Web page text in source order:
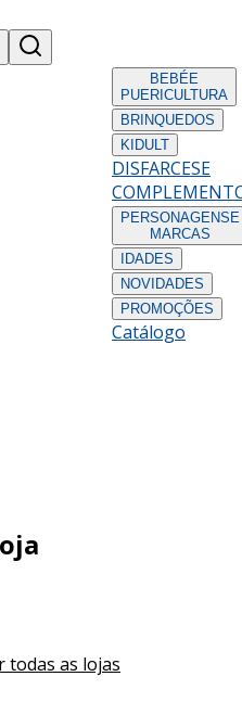
BEBÉE
PUERICULTURA
BRINQUEDOS
KIDULT
DISFARCESE
PERSONAGENS E
MARCAS
IDADES
NOVIDADES
PROMOÇÕES
Catálogo
todas as lojas